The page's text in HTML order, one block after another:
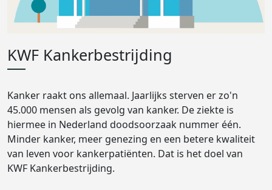
KWF Kankerbestrijding
Kanker raakt ons allemaal. Jaarlijks sterven er zo'n
45.000 mensen als gevolg van kanker. De ziekte is
hiermee in Nederland doodsoorzaak nummer één.
Minder kanker, meer genezing en een betere kwaliteit
van leven voor kankerpatiënten. Dat is het doel van
KWF Kankerbestrijding.